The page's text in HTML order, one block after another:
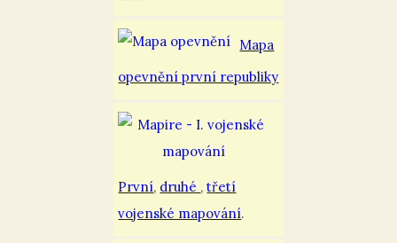
Mapa
opevnění první republiky
První, druhé ,třetí
vojenské mapování.